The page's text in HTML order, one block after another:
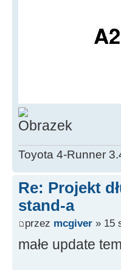
Toyota 4-Runner
Re: Projekt
stand-a
przez mcgiver » 15
małe update